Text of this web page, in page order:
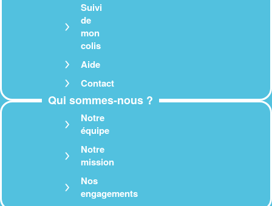
Suivi
de
mon
colis
Aide
Contact
Qui sommes-nous ?
Notre
équipe
Notre
mission
Nos
engagements